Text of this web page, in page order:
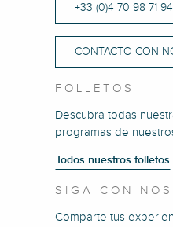
+33 (0)4 70 98 71 94
CONTACTO CON
FOLLETOS
Descubra todas
programas de
Todos nuestros folletos
SIGA CON
Comparte tus